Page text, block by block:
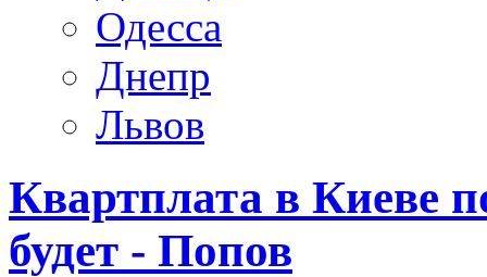
Одесса
Днепр
Львов
Квартплата в Киеве
будет - Попов